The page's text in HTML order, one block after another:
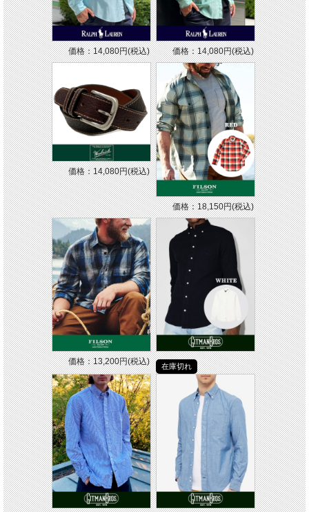
価格：14,080円(税込) 価格：14,080円(税込)
価格：14,080円(税込)
価格：18,150円(税込)
価格：13,200円(税込) 在庫切れ